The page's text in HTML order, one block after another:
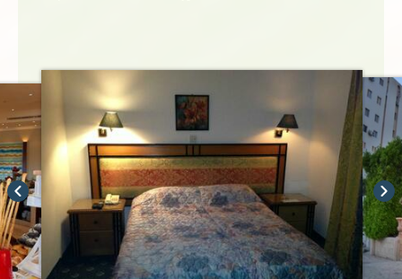
Dana natuurreservaatis het grootste natuurreservaat van
Jordanië. De groene wadi's en het roodgekleurde, rotsachtige
gebergte maken dit reservaat tot een schitterend
wandelgebied. Na het ontbijt vertrekken we naar Dana en
maken we hier een pittige wandeling van ongeveer drie uur in
dit natuurgebied met zeer gevarieerde vegetatie. Hier vind je
overweldigend mooie natuur en wisselen steile bergruggen
zich af met grillige rotsformaties die zich uitstrekken in de
vallei. In de middag reizen we verder naar Petra.
Wandelduur: ca. 2-3 uur (Shaq al Reesh Trail)